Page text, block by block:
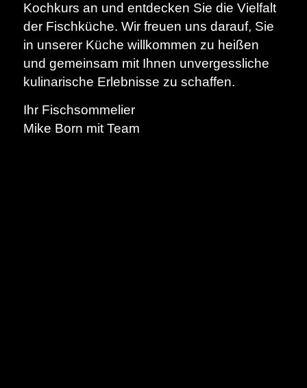
Kochkurs an und entdecken Sie die Vielfalt
der Fischküche. Wir freuen uns darauf, Sie
in unserer Küche willkommen zu heißen
und gemeinsam mit Ihnen unvergessliche
kulinarische Erlebnisse zu schaffen.
Ihr Fischsommelier
Mike Born mit Team